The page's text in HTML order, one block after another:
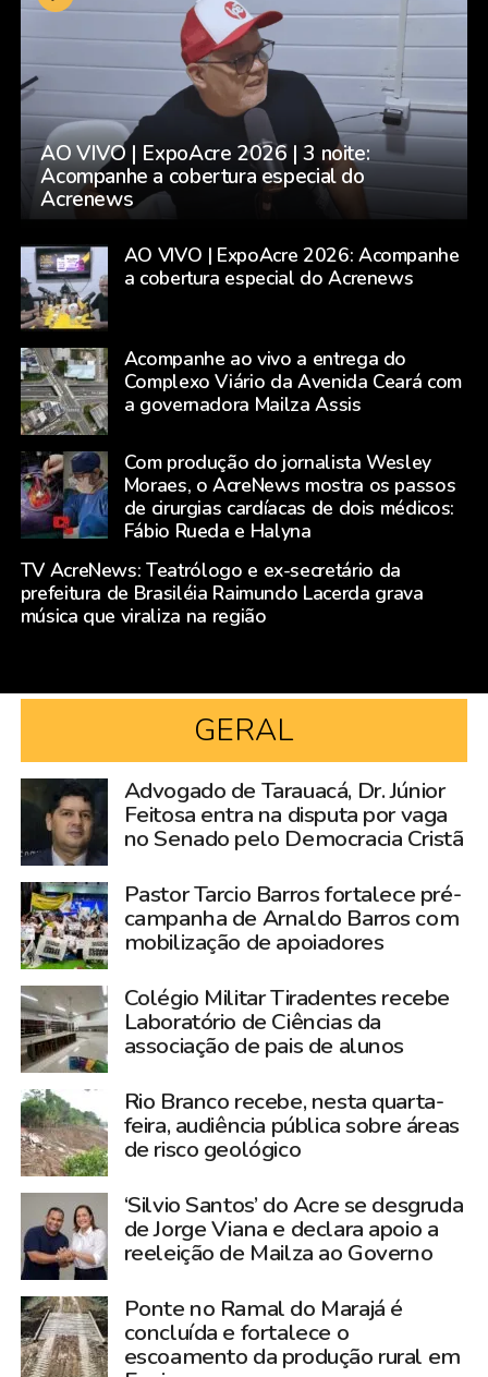
AO VIVO | ExpoAcre 2026 | 3 noite:
Acompanhe a cobertura especial do
Acrenews
AO VIVO | ExpoAcre 2026: Acompanhe
a cobertura especial do Acrenews
Acompanhe ao vivo a entrega do
Complexo Viário da Avenida Ceará com
a governadora Mailza Assis
Com produção do jornalista Wesley
Moraes, o AcreNews mostra os passos
de cirurgias cardíacas de dois médicos:
Fábio Rueda e Halyna
TV AcreNews: Teatrólogo e ex-secretário da
prefeitura de Brasiléia Raimundo Lacerda grava
música que viraliza na região
GERAL
Advogado de Tarauacá, Dr. Júnior
Feitosa entra na disputa por vaga
no Senado pelo Democracia Cristã
Pastor Tarcio Barros fortalece pré-
campanha de Arnaldo Barros com
mobilização de apoiadores
Colégio Militar Tiradentes recebe
Laboratório de Ciências da
associação de pais de alunos
Rio Branco recebe, nesta quarta-
feira, audiência pública sobre áreas
de risco geológico
‘Silvio Santos’ do Acre se desgruda
de Jorge Viana e declara apoio a
reeleição de Mailza ao Governo
Ponte no Ramal do Marajá é
concluída e fortalece o
escoamento da produção rural em